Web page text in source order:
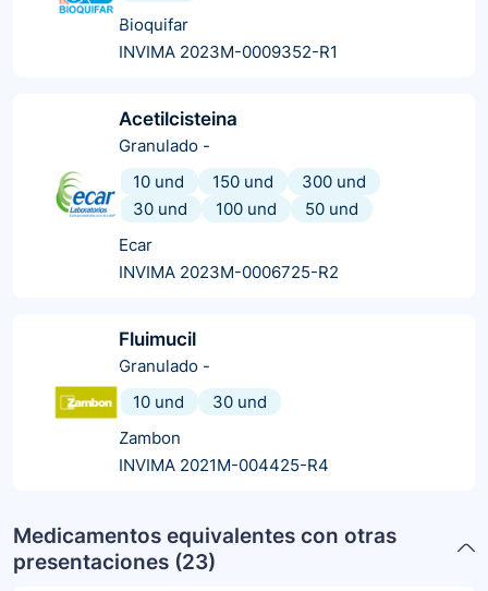
Bioquifar
INVIMA 2023M-0009352-R1
Acetilcisteina
Granulado -
10 und
150 und
300 und
30 und
100 und
50 und
Ecar
INVIMA 2023M-0006725-R2
Fluimucil
Granulado -
10 und
30 und
Zambon
INVIMA 2021M-004425-R4
Medicamentos equivalentes con otras
presentaciones (23)